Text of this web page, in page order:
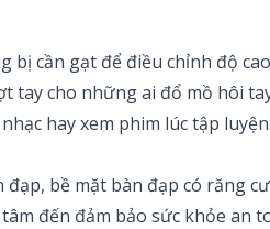
cần gạt để điều chỉnh độ
cho những ai đổ mồ hôi
hay xem phim lúc tập luyện.
bề mặt bàn đạp có răng
đến đảm bảo sức khỏe an